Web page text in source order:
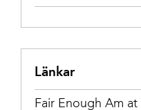
Länkar
Fair Enough Am